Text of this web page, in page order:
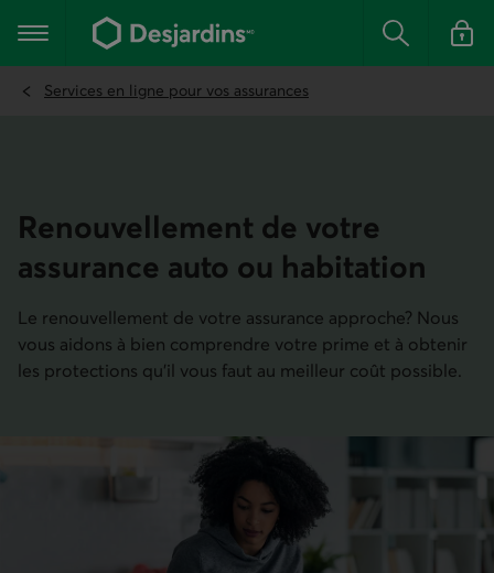
contenu
Menu principal Rechercher
Se
Services en ligne pour vos assurances
Renouvel­lement de votre
assurance auto ou habi­tation
Le renouvellement de votre assurance approche? Nous
vous aidons à bien comprendre votre prime et à obtenir
les protections qu’il vous faut au meilleur coût possible.